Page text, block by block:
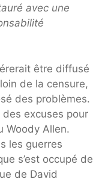
avec une
être diffusé
de la censure,
des problèmes.
excuses pour
Woody Allen.
les guerres
s’est occupé de
de David